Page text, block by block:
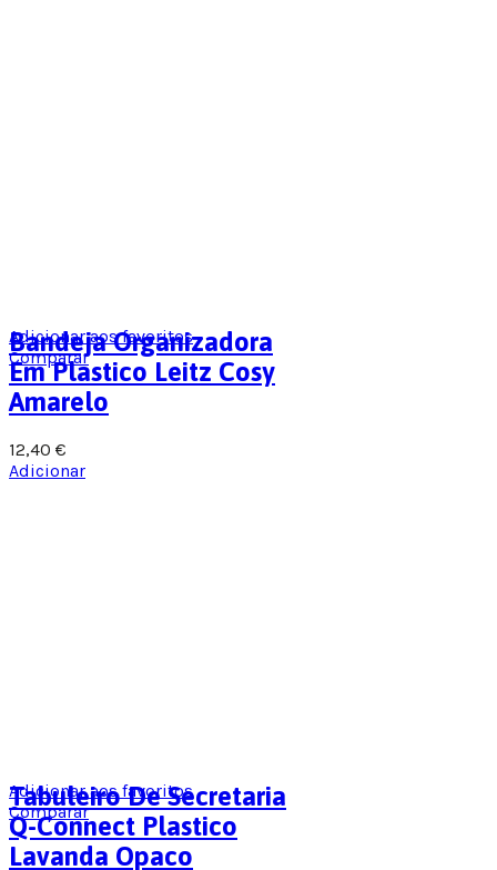
Adicionar aos favoritos
Comparar
Bandeja Organizadora
Em Plastico Leitz Cosy
Amarelo
12,40 €
Adicionar
Adicionar aos favoritos
Comparar
Tabuleiro De Secretaria
Q-Connect Plastico
Lavanda Opaco